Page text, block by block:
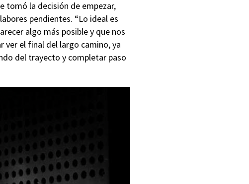
tomó la decisión de empezar,
pendientes. “Lo ideal es
algo más posible y que nos
ver el final del largo camino, ya
del trayecto y completar paso